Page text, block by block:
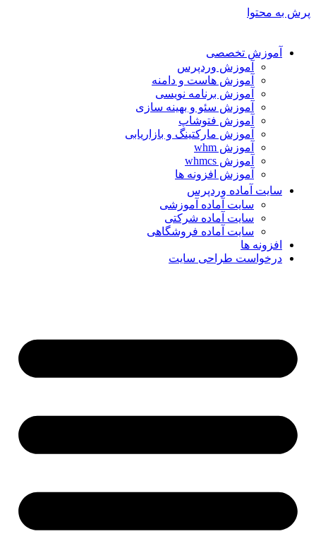
پرش به محتوا
آموزش تخصصی
آموزش وردپرس
آموزش هاست و دامنه
آموزش برنامه نویسی
آموزش سئو و بهینه سازی
آموزش فتوشاپ
آموزش مارکتینگ و بازاریابی
آموزش whm
آموزش whmcs
آموزش افزونه ها
سایت آماده وردپرس
سایت آماده آموزشی
سایت آماده شرکتی
سایت آماده فروشگاهی
افزونه ها
درخواست طراحی سایت